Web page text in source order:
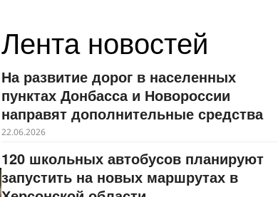
Лента новостей
На развитие дорог в населенных
пунктах Донбасса и Новороссии
направят дополнительные средства
22.06.2026
120 школьных автобусов планируют
запустить на новых маршрутах в